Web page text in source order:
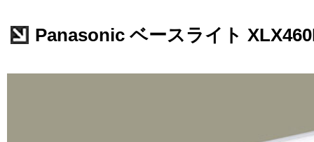
Panasonic ベースライト